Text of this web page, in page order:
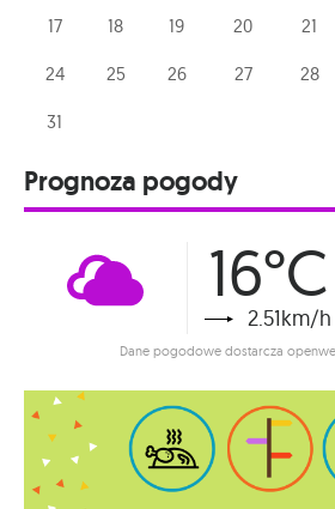
17 18 19 20 21
24 25 26 27 28
31
Prognoza pogody
16°C
2.51km/h
Dane pogodowe dostarcza